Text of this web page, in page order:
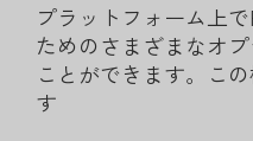
プラットフォーム上
ためのさまざまなオ
ことができます。こ
す